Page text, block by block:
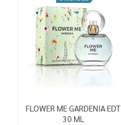
FLOWER ME GARDENIA EDT
30 ML